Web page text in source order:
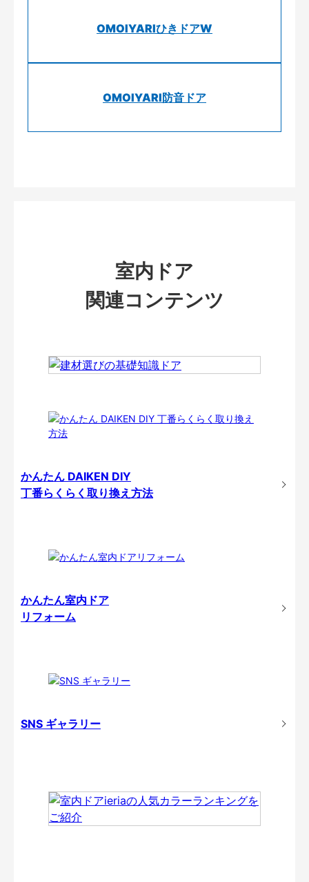
OMOIYARIひきドアW
OMOIYARI防音ドア
室内ドア
関連コンテンツ
かんたん DAIKEN DIY
丁番らくらく取り換え方法
かんたん室内ドア
リフォーム
SNS ギャラリー